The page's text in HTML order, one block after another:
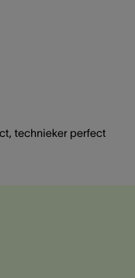
technieker perfect